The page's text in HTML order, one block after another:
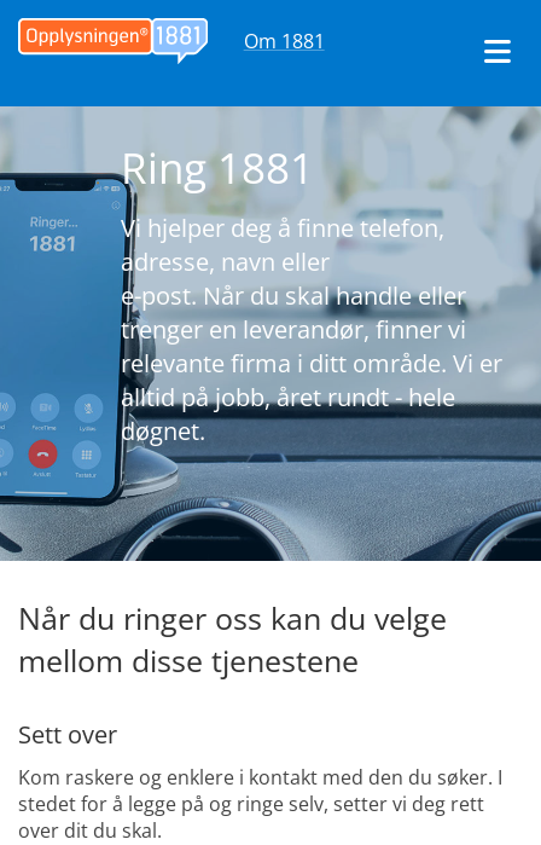
Om 1881
Ring 1881
Vi hjelper deg å finne telefon,
adresse, navn eller
e-post. Når du skal handle eller
trenger en leverandør, finner vi
relevante firma i ditt område. Vi er
alltid på jobb, året rundt - hele
døgnet.
Når du ringer oss kan du velge
mellom disse tjenestene
Sett over
Kom raskere og enklere i kontakt med den du søker. I
stedet for å legge på og ringe selv, setter vi deg rett
over dit du skal.